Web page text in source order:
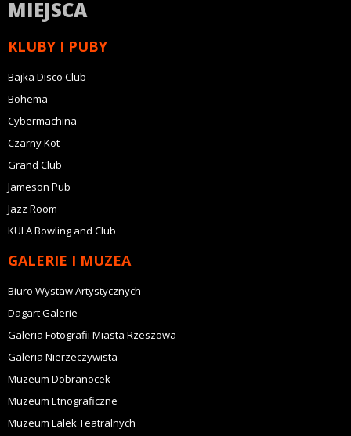
MIEJSCA
KLUBY I PUBY
Bajka Disco Club
Bohema
Cybermachina
Czarny Kot
Grand Club
Jameson Pub
Jazz Room
KULA Bowling and Club
GALERIE I MUZEA
Biuro Wystaw Artystycznych
Dagart Galerie
Galeria Fotografii Miasta Rzeszowa
Galeria Nierzeczywista
Muzeum Dobranocek
Muzeum Etnograficzne
Muzeum Lalek Teatralnych